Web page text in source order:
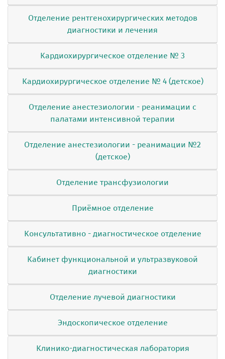
Отделение рентгенохирургических методов
диагностики и лечения
Кардиохирургическое отделение № 3
Кардиохирургическое отделение № 4 (детское)
Отделение анестезиологии - реанимации с
палатами интенсивной терапии
Отделение анестезиологии - реанимации №2
(детское)
Отделение трансфузиологии
Приёмное отделение
Консультативно - диагностическое отделение
Кабинет функциональной и ультразвуковой
диагностики
Отделение лучевой диагностики
Эндоскопическое отделение
Клинико-диагностическая лаборатория